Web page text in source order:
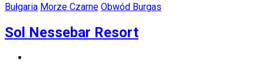
Bułgaria Morze Czarne Obwód Burgas
Sol Nessebar Resort